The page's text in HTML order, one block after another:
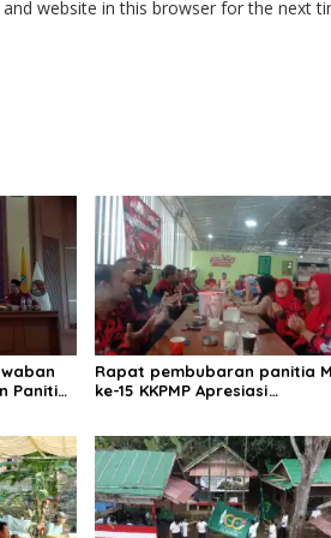
website in this browser for the next
Panitia
Rapat pembubaran panitia
ke-15 KKPMP Apresiasi
bertempat Kubang Laban
Jombang Cilegon Rm Sate
Nong ViNY.